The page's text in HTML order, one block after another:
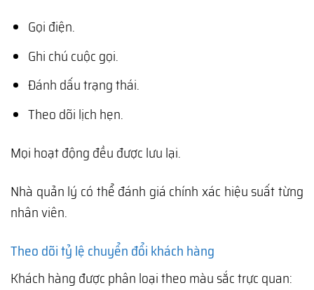
Gọi điện.
Ghi chú cuộc gọi.
Đánh dấu trạng thái.
Theo dõi lịch hẹn.
Mọi hoạt động đều được lưu lại.
Nhà quản lý có thể đánh giá chính xác hiệu suất từng
nhân viên.
Theo dõi tỷ lệ chuyển đổi khách hàng
Khách hàng được phân loại theo màu sắc trực quan: